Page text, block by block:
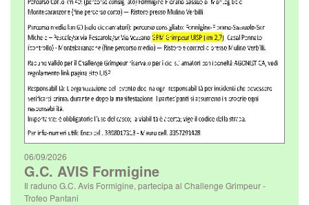
06/09/2026
G.C. AVIS Formigine
Il raduno G.C. Avis Formigine, partecipa al Challenge Grimpeur -
Trofeo Pantani